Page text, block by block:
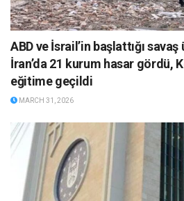
ABD ve İsrail’in başlattığı
İran’da 21 kurum hasar gördü,
eğitime geçildi
MARCH 31, 2026